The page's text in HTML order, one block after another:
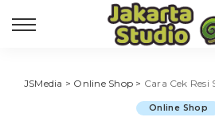
JSMedia > Online Shop > Cara Cek Resi Standard
Online Shop